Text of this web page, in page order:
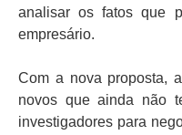
analisar os fatos que
empresário.
Com a nova proposta,
novos que ainda não
investigadores para